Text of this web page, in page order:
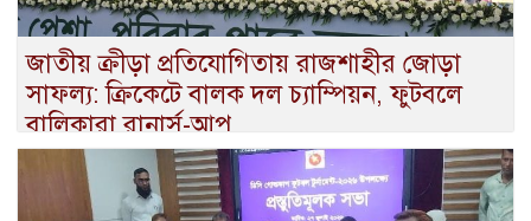
জাতীয় ক্রীড়া প্রতিযোগিতায় রাজশাহীর জোড়া
সাফল্য: ক্রিকেটে বালক দল চ্যাম্পিয়ন, ফুটবলে
বালিকারা রানার্স-আপ